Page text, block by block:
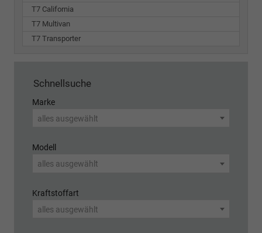
T7 California
T7 Multivan
T7 Transporter
Schnellsuche
Marke
alles ausgewählt
Modell
alles ausgewählt
Kraftstoffart
alles ausgewählt